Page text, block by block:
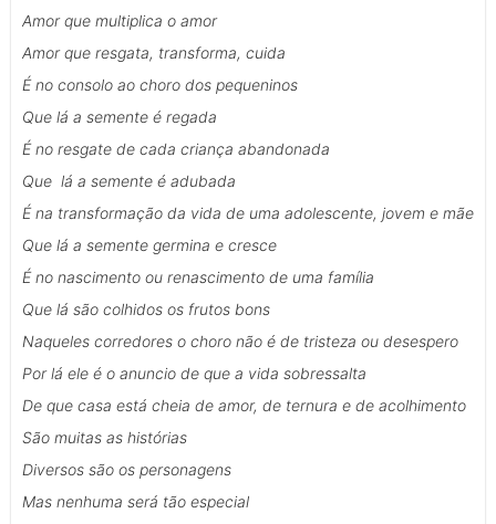
Amor que multiplica o amor
Amor que resgata, transforma, cuida
É no consolo ao choro dos pequeninos
Que lá a semente é regada
É no resgate de cada criança abandonada
Que lá a semente é adubada
É na transformação da vida de uma adolescente, jovem e mãe
Que lá a semente germina e cresce
É no nascimento ou renascimento de uma família
Que lá são colhidos os frutos bons
Naqueles corredores o choro não é de tristeza ou desespero
Por lá ele é o anuncio de que a vida sobressalta
De que casa está cheia de amor, de ternura e de acolhimento
São muitas as histórias
Diversos são os personagens
Mas nenhuma será tão especial